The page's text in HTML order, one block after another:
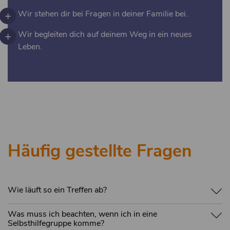
Wir stehen dir bei Fragen in deiner Familie bei.
Wir begleiten dich auf deinem Weg in ein neues
Leben.
Häufig gestellte Fragen
Wie läuft so ein Treffen ab?
Nach der Begrüßung erzählen wir, wie es uns seit dem
letzten Gruppenbesuch ergangen ist. Hat etwas besonders
Was muss ich beachten, wenn ich in eine
Selbsthilfegruppe komme?